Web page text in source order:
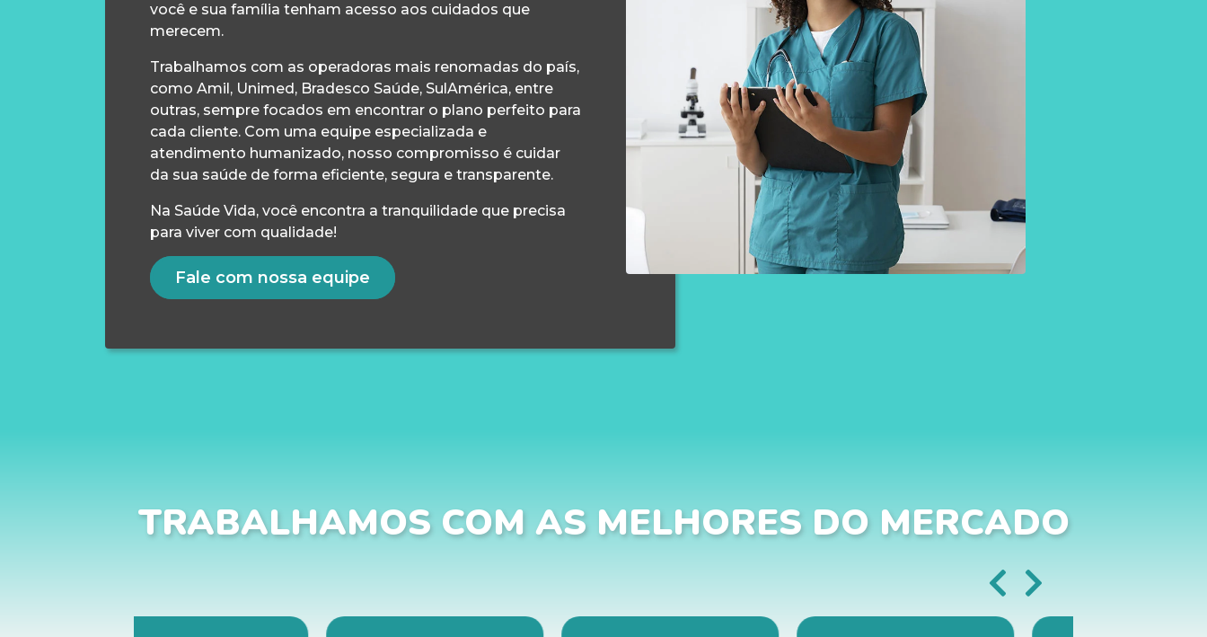
você e sua família tenham acesso aos cuidados que
merecem.
Trabalhamos com as operadoras mais renomadas do país,
como Amil, Unimed, Bradesco Saúde, SulAmérica, entre
outras, sempre focados em encontrar o plano perfeito para
cada cliente. Com uma equipe especializada e
atendimento humanizado, nosso compromisso é cuidar
da sua saúde de forma eficiente, segura e transparente.
Na Saúde Vida, você encontra a tranquilidade que precisa
para viver com qualidade!
Fale com nossa equipe
TRABALHAMOS COM AS MELHORES DO MERCADO